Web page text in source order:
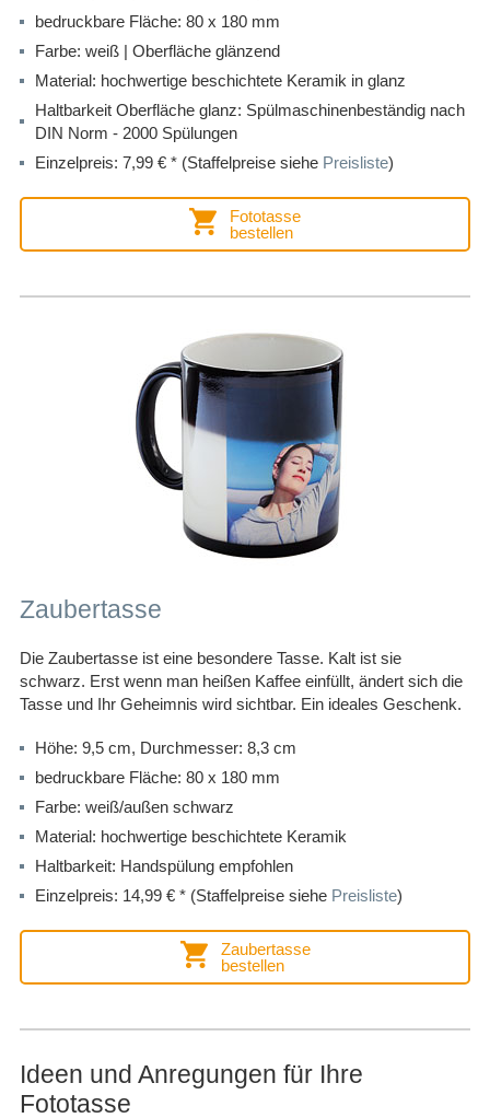
bedruckbare Fläche: 80 x 180 mm
Farbe: weiß | Oberfläche glänzend
Material: hochwertige beschichtete Keramik in glanz
Haltbarkeit Oberfläche glanz: Spülmaschinenbeständig nach
DIN Norm - 2000 Spülungen
Einzelpreis: 7,99 € * (Staffelpreise siehe Preisliste)
Fototasse
bestellen
Zaubertasse
Die Zaubertasse ist eine besondere Tasse. Kalt ist sie
schwarz. Erst wenn man heißen Kaffee einfüllt, ändert sich die
Tasse und Ihr Geheimnis wird sichtbar. Ein ideales Geschenk.
Höhe: 9,5 cm, Durchmesser: 8,3 cm
bedruckbare Fläche: 80 x 180 mm
Farbe: weiß/außen schwarz
Material: hochwertige beschichtete Keramik
Haltbarkeit: Handspülung empfohlen
Einzelpreis: 14,99 € * (Staffelpreise siehe Preisliste)
Zaubertasse
bestellen
Ideen und Anregungen für Ihre
Fototasse